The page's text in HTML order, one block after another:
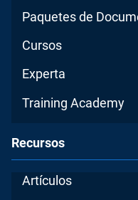
Paquetes de
Cursos
Experta
Training Academy
Recursos
Artículos